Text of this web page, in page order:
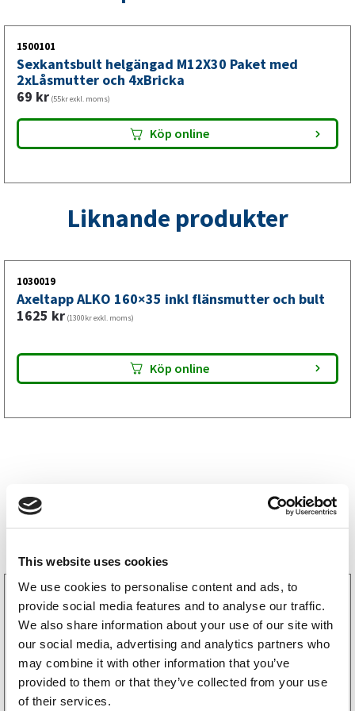
This website uses cookies
We use cookies to personalise content and ads, to
provide social media features and to analyse our traffic.
We also share information about your use of our site with
our social media, advertising and analytics partners who
may combine it with other information that you’ve
provided to them or that they’ve collected from your use
of their services.
Byt hela axeln om axelröret är böjt, sprucket eller kraftigt
rostat – skador som inte kan repareras säkert. På äldre
Knott-släp (12–20+ år) är ett komplett axelbyte ofta
säkrare och mer ekonomiskt än att renovera komponenter
separat. Alltid med fri frakt.
1500101
Sexkantsbult helgängad M12X30 Paket med
2xLåsmutter och 4xBricka
69 kr (55kr exkl. moms)
Köp online
Liknande produkter
1030019
Axeltapp ALKO 160×35 inkl flänsmutter och bult
1625 kr (1300kr exkl. moms)
Köp online
Storsäljare
3160052
LGF Skylt Självhäftande
238kr(190kr exkl. moms)